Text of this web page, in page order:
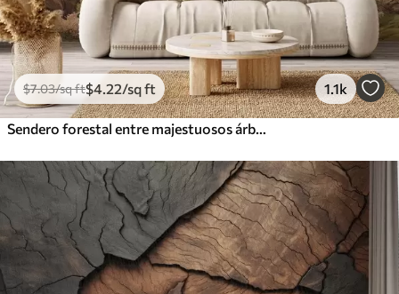
$7.03/sq ft$4.22/sq ft 1.1k
Sendero forestal entre majestuosos árboles en estilo acuarela